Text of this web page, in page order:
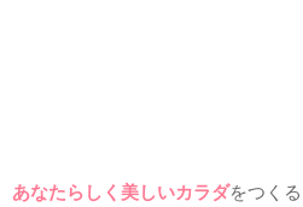
あなたらしく美しいカラダをつく